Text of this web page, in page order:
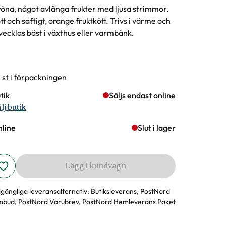
något avlånga frukter med ljusa strimmor.
och saftigt, orange fruktkött. Trivs i värme och
bäst i växthus eller varmbänk.
st i förpackningen
Säljs endast online
butik
Slut i lager
Lägg i kundvagn
leveransalternativ: Butiksleverans, PostNord
PostNord Varubrev, PostNord Hemleverans Paket